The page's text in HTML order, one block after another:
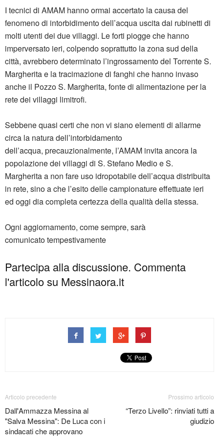
I tecnici di AMAM hanno ormai accertato la causa del
fenomeno di intorbidimento dell’acqua uscita dai rubinetti di
molti utenti dei due villaggi. Le forti piogge che hanno
imperversato ieri, colpendo soprattutto la zona sud della
città, avrebbero determinato l’ingrossamento del Torrente S.
Margherita e la tracimazione di fanghi che hanno invaso
anche il Pozzo S. Margherita, fonte di alimentazione per la
rete dei villaggi limitrofi.
Sebbene quasi certi che non vi siano elementi di allarme
circa la natura dell’intorbidamento
dell’acqua, precauzionalmente, l’AMAM invita ancora la
popolazione dei villaggi di S. Stefano Medio e S.
Margherita a non fare uso idropotabile dell’acqua distribuita
in rete, sino a che l’esito delle campionature effettuate ieri
ed oggi dia completa certezza della qualità della stessa.
Ogni aggiornamento, come sempre, sarà
comunicato tempestivamente
Partecipa alla discussione. Commenta
l'articolo su Messinaora.it
Articolo precedente
Dall'Ammazza Messina al
"Salva Messina": De Luca con i
sindacati che approvano
Prossimo articolo
“Terzo Livello”: rinviati tutti a
giudizio